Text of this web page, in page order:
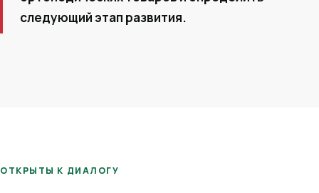
следующий этап развития.
ОТКРЫТЫ К ДИАЛОГУ